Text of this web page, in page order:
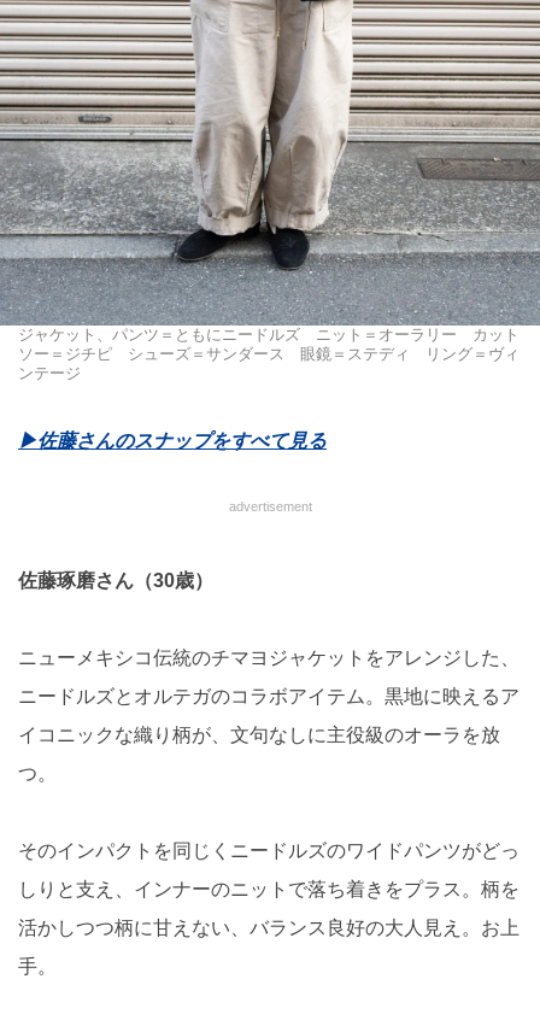
ジャケット、パンツ＝ともにニードルズ ニット＝オーラリー カット
ソー＝ジチピ シューズ＝サンダース 眼鏡＝ステディ リング＝ヴィ
ンテージ
▶︎佐藤さんのスナップをすべて見る
advertisement
佐藤琢磨さん（30歳）
ニューメキシコ伝統のチマヨジャケットをアレンジした、
ニードルズとオルテガのコラボアイテム。黒地に映えるア
イコニックな織り柄が、文句なしに主役級のオーラを放
つ。
そのインパクトを同じくニードルズのワイドパンツがどっ
しりと支え、インナーのニットで落ち着きをプラス。柄を
活かしつつ柄に甘えない、バランス良好の大人見え。お上
手。